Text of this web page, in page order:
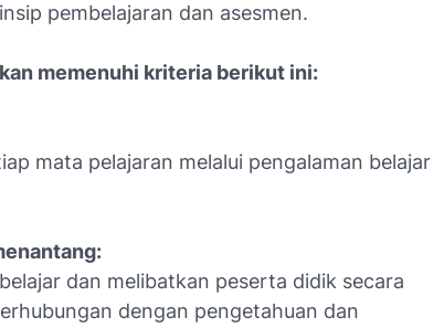
pembelajaran dan asesmen.
memenuhi kriteria berikut ini:
mata pelajaran melalui pengalaman belajar
dan melibatkan peserta didik secara
dengan pengetahuan dan